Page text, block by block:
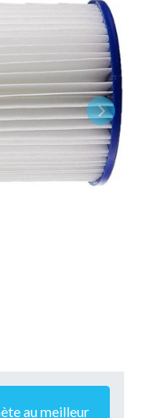
au meilleur